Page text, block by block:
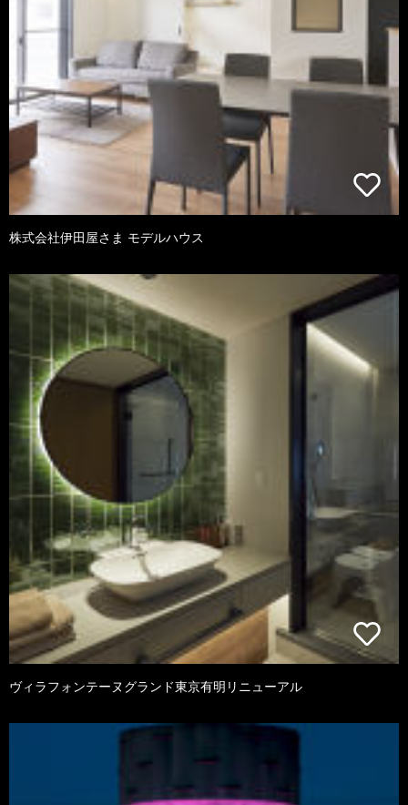
株式会社伊田屋さま モデルハウス
ヴィラフォンテーヌグランド東京有明リニューアル